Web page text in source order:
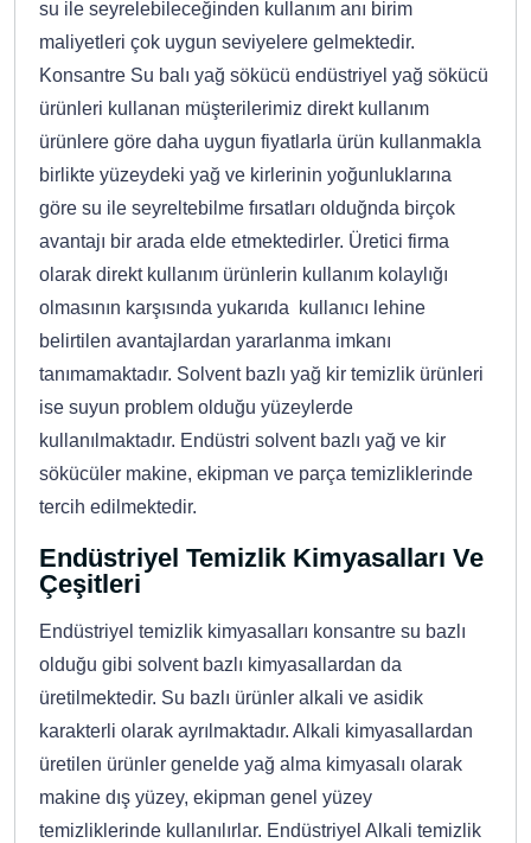
su ile seyrelebileceğinden kullanım anı birim
maliyetleri çok uygun seviyelere gelmektedir.
Konsantre Su balı yağ sökücü endüstriyel yağ sökücü
ürünleri kullanan müşterilerimiz direkt kullanım
ürünlere göre daha uygun fiyatlarla ürün kullanmakla
birlikte yüzeydeki yağ ve kirlerinin yoğunluklarına
göre su ile seyreltebilme fırsatları olduğnda birçok
avantajı bir arada elde etmektedirler. Üretici firma
olarak direkt kullanım ürünlerin kullanım kolaylığı
olmasının karşısında yukarıda kullanıcı lehine
belirtilen avantajlardan yararlanma imkanı
tanımamaktadır. Solvent bazlı yağ kir temizlik ürünleri
ise suyun problem olduğu yüzeylerde
kullanılmaktadır. Endüstri solvent bazlı yağ ve kir
sökücüler makine, ekipman ve parça temizliklerinde
tercih edilmektedir.
Endüstriyel Temizlik Kimyasalları Ve
Çeşitleri
Endüstriyel temizlik kimyasalları konsantre su bazlı
olduğu gibi solvent bazlı kimyasallardan da
üretilmektedir. Su bazlı ürünler alkali ve asidik
karakterli olarak ayrılmaktadır. Alkali kimyasallardan
üretilen ürünler genelde yağ alma kimyasalı olarak
makine dış yüzey, ekipman genel yüzey
temizliklerinde kullanılırlar. Endüstriyel Alkali temizlik